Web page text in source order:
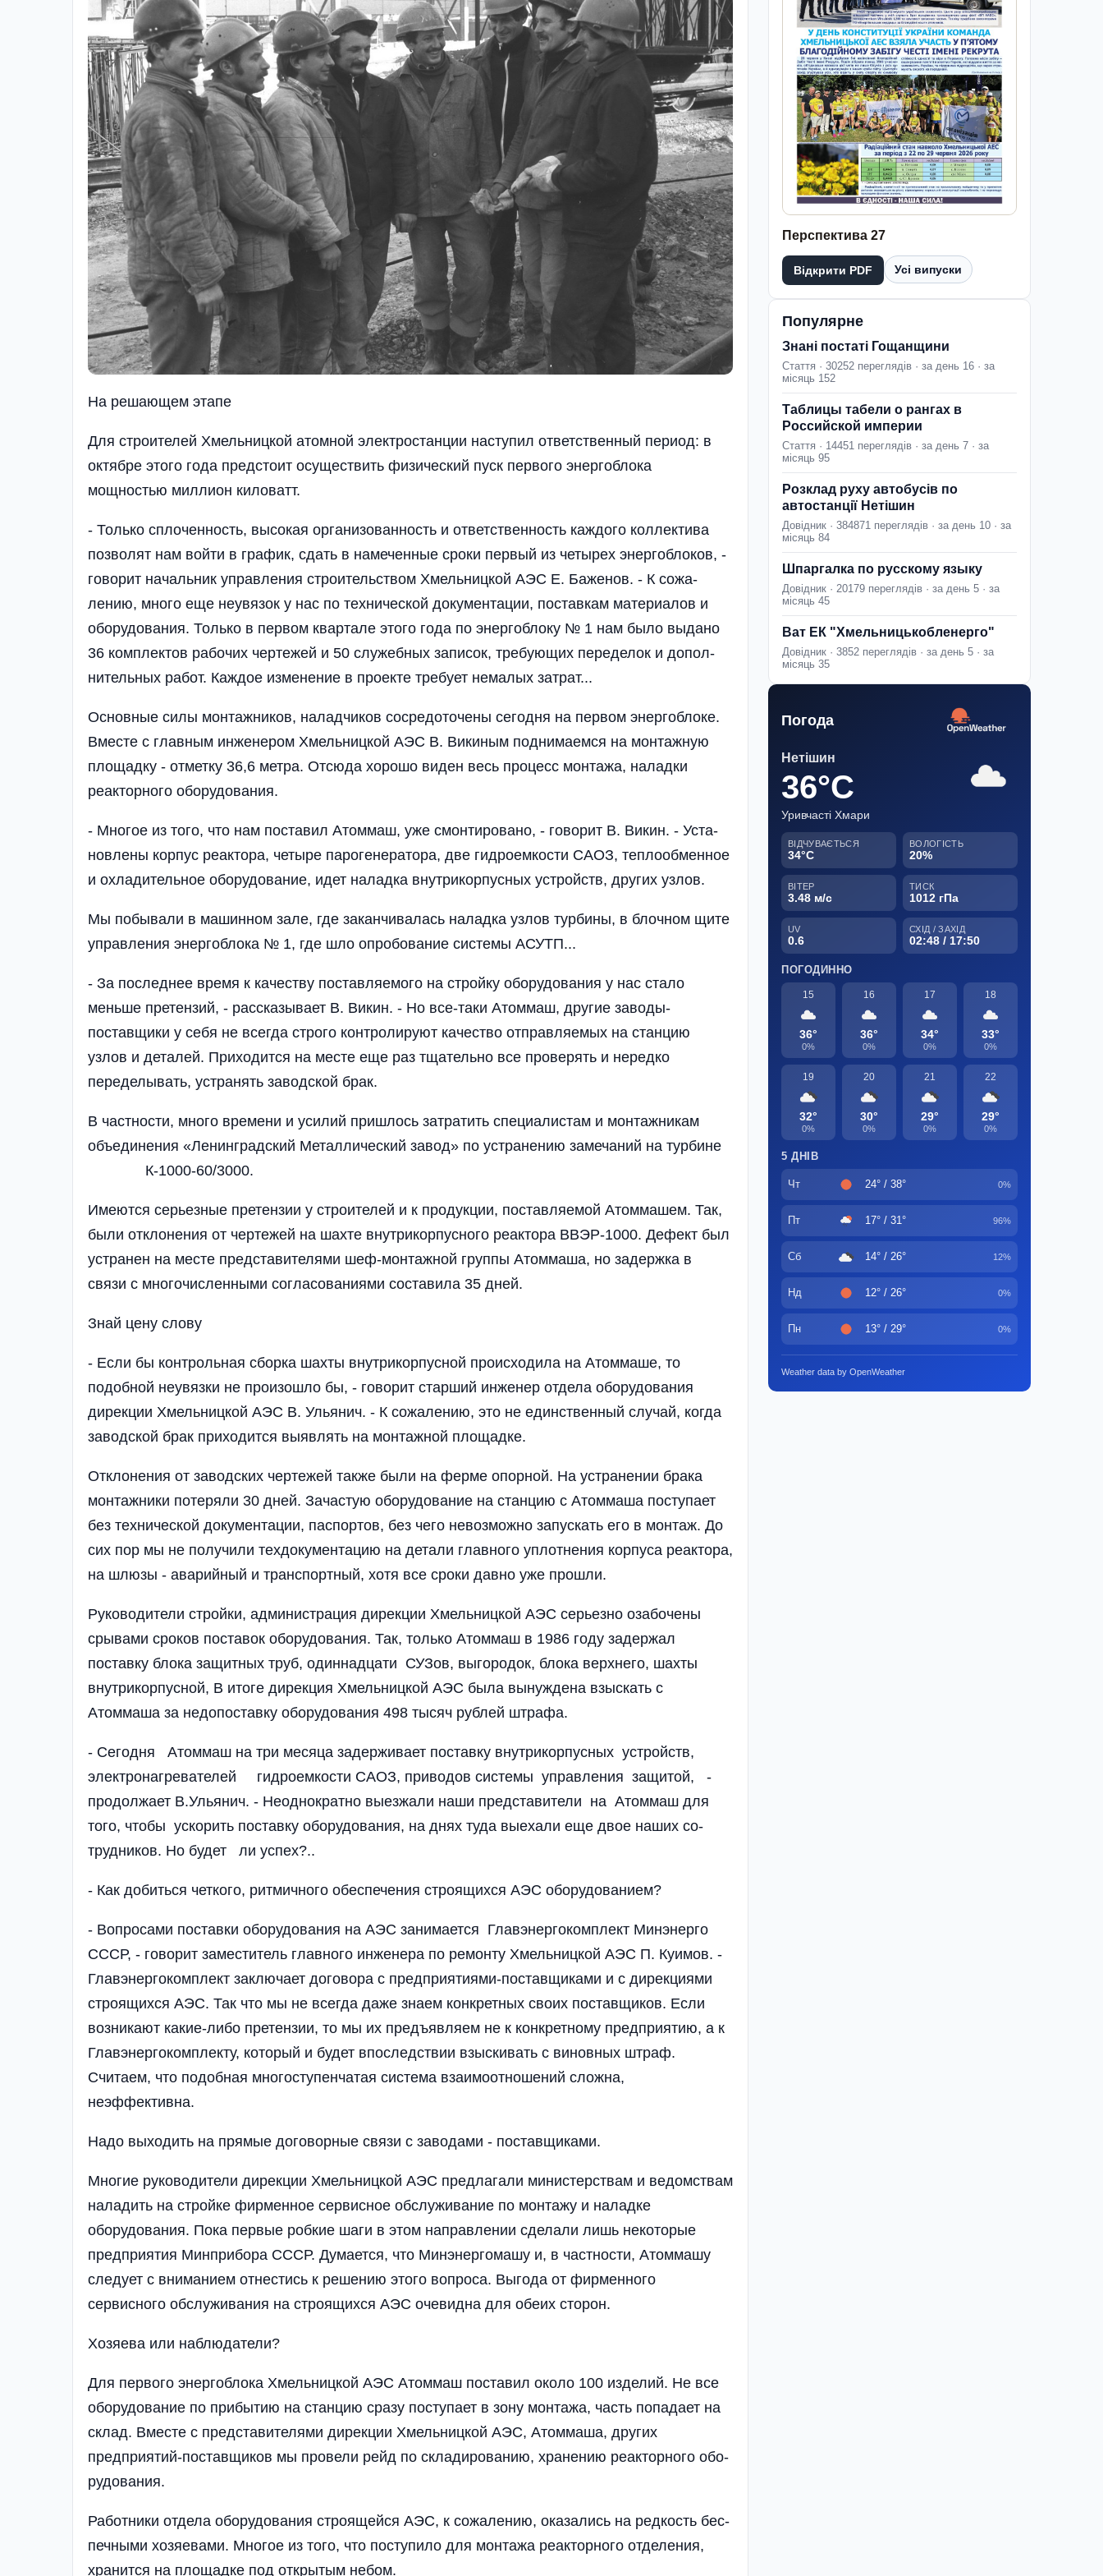
На решающем этапе
Для строителей Хмель­ницкой атомной электро­станции наступил ответ­ственный период: в
ок­тябре этого года предстоит осуществить физический пуск первого энергоблока
мощностью миллион ки­ловатт.
- Только сплоченность, высокая организованность и ответственность каждого коллектива
позволят нам войти в график, сдать в намеченные сроки пер­вый из четырех энерго­блоков, -
говорит началь­ник управления строитель­ством Хмельницкой АЭС Е. Баженов. - К сожа­
лению, много еще неувязок у нас по технической документации, поставкам материалов и
оборудова­ния. Только в первом квартале этого года по энергоблоку № 1 нам бы­ло выдано
36 комплектов рабочих чертежей и 50 служебных записок, требу­ющих переделок и допол­
нительных работ. Каждое изменение в проекте тре­бует немалых затрат...
Основные силы мон­тажников, наладчиков со­средоточены сегодня на первом энергоблоке.
Вме­сте с главным инженером Хмельницкой АЭС В. Викиным поднимаемся на монтажную
площадку - отметку 36,6 метра. От­сюда хорошо виден весь процесс монтажа, налад­ки
реакторного оборудо­вания.
- Многое из того, что нам поставил Атоммаш, уже смонтировано, - го­ворит В. Викин. - Уста­
новлены корпус реактора, четыре парогенератора, две гидроемкости САОЗ, теплообменное
и охлади­тельное оборудование, идет наладка внутрикорпусных устройств, дру­гих узлов.
Мы побывали в машин­ном зале, где заканчива­лась наладка узлов тур­бины, в блочном щите
уп­равления энергоблока № 1, где шло опробова­ние системы АСУТП...
- За последнее время к качеству поставляемого на стройку оборудования у нас стало
меньше пре­тензий, - рассказывает В. Викин. - Но все-таки Атоммаш, другие заводы-
поставщики у себя не всегда строго контроли­руют качество отправля­емых на станцию
узлов и деталей. Приходится на месте еще раз тщательно все проверять и нередко
переделывать, устранять заводской брак.
В частности, много вре­мени и усилий пришлось затратить специалистам и монтажникам
объеди­не­­ния «Ленинградский Ме­талли­ческий завод» по устранению замечаний на турбине
К-1000-60/3000.
Имеются серьезные пре­тензии у строителей и к продукции, поставляемой Атоммашем. Так,
были отклонения от чертежей на шахте внутрикорпусного реактора ВВЭР-1000. Дефект был
устранен на месте представителями шеф-монтажной группы Атоммаша, но задержка в
связи с многочисленны­ми согласованиями соста­вила 35 дней.
Знай цену слову
- Если бы контроль­ная сборка шахты внутрикорпусной происходила на Атоммаше, то
подобной неувязки не произошло бы, - говорит старший инженер отдела оборудо­вания
дирекции Хмель­ницкой АЭС В. Ульянич. - К сожалению, это не единственный случай, когда
заводской брак при­ходится выявлять на мон­тажной площадке.
Отклонения от завод­ских чертежей также бы­ли на ферме опорной. На устранении брака
мон­тажники потеряли 30 дней. За­час­тую оборудование на станцию с Атоммаша поступает
без техничес­кой документации, паспор­тов, без чего невозможно запускать его в монтаж. До
сих пор мы не полу­чили техдокументацию на детали главного уплотне­ния корпуса реактора,
на шлюзы - аварийный и транспортный, хотя все сроки давно уже прошли.
Руководители стройки, админ­истрация дирекции Хмель­ницкой АЭС серьез­но озабочены
срывами сроков поставок оборудования. Так, только Атом­маш в 1986 году задержал
поставку блока защитных труб, одиннадцати СУЗов, выгородок, блока верхне­го, шахты
внутрикорпусной, В итоге дирекция Хмельницкой АЭС была вынуждена взыскать с
Атоммаша за недо­постав­ку оборудования 498 ты­сяч рублей штрафа.
- Сегодня Атоммаш на три месяца задержи­вает поставку внутри­корпусных устройств,
элек­тро­­на­гревателей гидро­емкости САОЗ, приводов­ системы управления за­щитой, -
продолжа­ет В.Уль­янич. - Неодно­кратно выезжали наши пред­ставители на Атом­маш для
того, чтобы ус­корить поставку обору­до­вания, на днях туда вые­хали еще двое наших со­
трудников. Но будет ли успех?..
- Как добиться четкого, ритмичного обеспечения строящихся АЭС обору­дованием?
- Вопросами поставки оборудования на АЭС за­нимается Главэнергокомплект Минэнерго
СССР, - говорит заместитель главного инже­нера по ре­монту Хмельницкой АЭС П. Куимов. -
Главэнергокомплект заключает до­говора с предприятиями-поставщиками и с дирек­циями
строящихся АЭС. Так что мы не всегда да­же знаем конкретных своих поставщи­ков. Если
возникают какие-либо пре­тензии, то мы их предъяв­ляем не к конкретному предприятию, а к
Глав­энергокомплекту, который и будет впоследствии взы­с­кива­ть с виновных штраф.
Считаем, что по­доб­ная многоступенчатая система взаимоотношений сложна,
неэффективна.
Надо выходить на пря­мые договорные связи с заводами - поставщиками.
Многие руководители дирекции Хмельницкой АЭС предлагали минис­терствам и ведомствам
на­ладить на стройке фир­менное сервисное обслу­живание по монтажу и на­ладке
оборудования. По­ка первые робкие шаги в этом направлении сдела­ли лишь некоторые
пред­при­ятия Минприбора СССР. Думается, что Мин­энергомашу и, в част­ности, Атоммашу
следу­ет с вниманием отнестись к решению этого вопроса. Выгода от фирменного
сервисного обслуживания на строящихся АЭС оче­видна для обеих сторон.
Хозяева или наблюдатели?
Для первого энергобло­ка Хмельницкой АЭС Атоммаш поставил около 100 изделий. Не все
обо­рудование по прибытию на станцию сразу посту­пает в зону монтажа, часть попадает на
склад. Вместе с представителя­ми дирекции Хмельниц­кой АЭС, Атоммаша, дру­гих
предприятий-постав­щиков мы провели рейд по складированию, хра­нению реакторного обо­
рудо­вания.
Работники отдела обо­рудова­ния строящейся АЭС, к сожалению, ока­зались на редкость бес­
печ­ными хозяевами. Мно­гое из того, что поступи­ло для монтажа реактор­ного отделения,
хранится на площадке под откры­тым небом.
Перспектива 27
Відкрити PDF Усі випуски
Популярне
Знані постаті Гощанщини
Стаття · 30252 переглядів · за день 16 · за
місяць 152
Таблицы табели о рангах в
Российской империи
Стаття · 14451 переглядів · за день 7 · за
місяць 95
Розклад руху автобусів по
автостанції Нетішин
Довідник · 384871 переглядів · за день 10 · за
місяць 84
Шпаргалка по русскому языку
Довідник · 20179 переглядів · за день 5 · за
місяць 45
Ват ЕК "Хмельницькобленерго"
Довідник · 3852 переглядів · за день 5 · за
місяць 35
Погода
Нетішин
36°C
Уривчасті Хмари
ВІДЧУВАЄТЬСЯ
34°C
ВОЛОГІСТЬ
20%
ВІТЕР
3.48 м/с
ТИСК
1012 гПа
UV
0.6
СХІД / ЗАХІД
02:48 / 17:50
ПОГОДИННО
15
36°
0%
16
36°
0%
17
34°
0%
18
33°
0%
19
32°
0%
20
30°
0%
21
29°
0%
22
29°
0%
5 ДНІВ
Чт 24° / 38° 0%
Пт 17° / 31° 96%
Сб 14° / 26° 12%
Нд 12° / 26° 0%
Пн 13° / 29° 0%
Weather data by OpenWeather